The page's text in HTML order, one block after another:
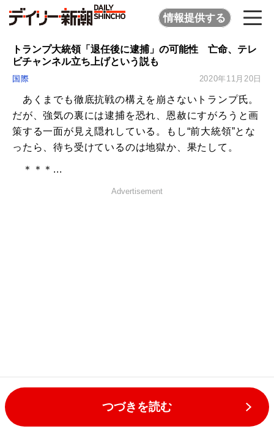
情報提供する
トランプ大統領「退任後に逮捕」の可能性 亡命、テレ
ビチャンネル立ち上げという説も
国際 2020年11月20日
あくまでも徹底抗戦の構えを崩さないトランプ氏。
だが、強気の裏には逮捕を恐れ、恩赦にすがろうと画
策する一面が見え隠れしている。もし“前大統領”とな
ったら、待ち受けているのは地獄か、果たして。
＊＊＊...
Advertisement
つづきを読む